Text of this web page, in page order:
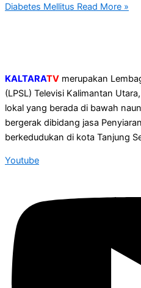
Diabetes Mellitus Read More »
KALTARATV merupakan
(LPSL) Televisi Kalimantan
lokal yang berada di bawah
bergerak dibidang jasa
berkedudukan di kota Tanjung
Youtube